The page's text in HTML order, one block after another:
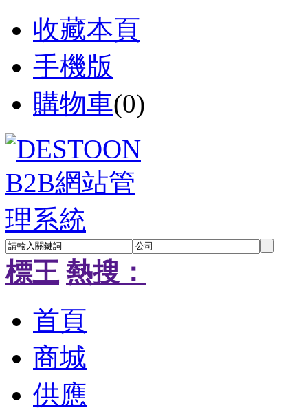
收藏本頁
手機版
購物車(0)
標王 熱搜：
首頁
商城
供應